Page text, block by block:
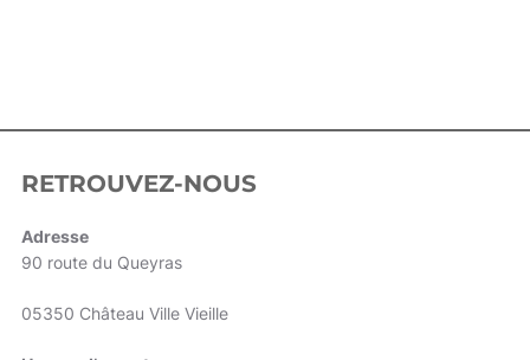
RETROUVEZ-NOUS
Adresse
90 route du Queyras
05350 Château Ville Vieille